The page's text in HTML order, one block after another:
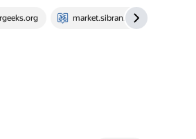
market.sibran.ru